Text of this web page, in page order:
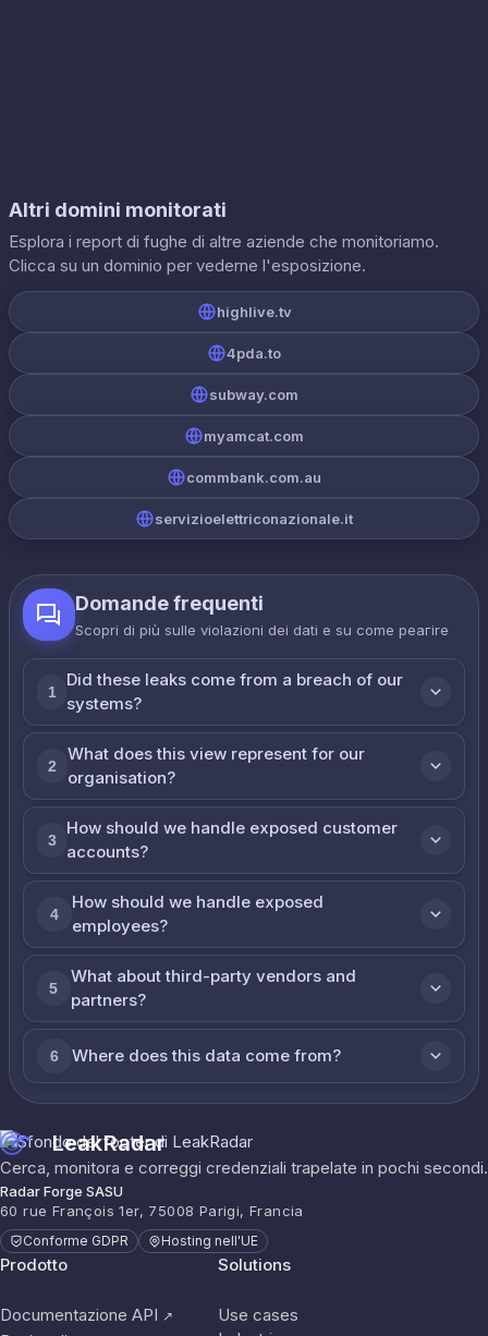
Altri domini monitorati
Esplora i report di fughe di altre aziende che monitoriamo.
Clicca su un dominio per vederne l'esposizione.
highlive.tv
4pda.to
subway.com
myamcat.com
commbank.com.au
servizioelettriconazionale.it
Domande frequenti
Scopri di più sulle violazioni dei dati e su come реагire
1
Did these leaks come from a breach of our
systems?
2
What does this view represent for our
organisation?
3
How should we handle exposed customer
accounts?
4
How should we handle exposed
employees?
5
What about third-party vendors and
partners?
6 Where does this data come from?
LeakRadar
Cerca, monitora e correggi credenziali trapelate in pochi secondi.
Radar Forge SASU
60 rue François 1er, 75008 Parigi, Francia
Conforme GDPR Hosting nell'UE
Prodotto
Documentazione API ↗
Solutions
Use cases